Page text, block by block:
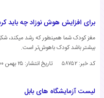
برای افزایش هوش نوزاد چه باید
مغز کودک شما همینطور که رشد میکند،
بیشتر باشد کودک باهوش‌تر است.
کد خبر: ۵۸۷۵۲
تاریخ انتشار: ۲۵ بهمن ۱۴۰۰
لیست آزمایشگاه های بابل